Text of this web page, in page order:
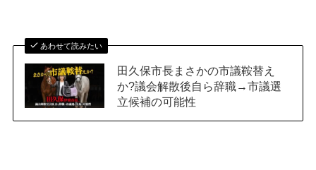
あわせて読みたい
田久保市長まさかの市議鞍替え
か?議会解散後自ら辞職→市議選
立候補の可能性